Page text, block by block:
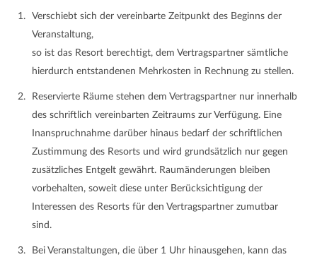
Verschiebt sich der vereinbarte Zeitpunkt des Beginns der
Veranstaltung,
so ist das Resort berechtigt, dem Vertragspartner sämtliche
hierdurch entstandenen Mehrkosten in Rechnung zu stellen.
Reservierte Räume stehen dem Vertragspartner nur innerhalb
des schriftlich vereinbarten Zeitraums zur Verfügung. Eine
Inanspruchnahme darüber hinaus bedarf der schriftlichen
Zustimmung des Resorts und wird grundsätzlich nur gegen
zusätzliches Entgelt gewährt. Raumänderungen bleiben
vorbehalten, soweit diese unter Berücksichtigung der
Interessen des Resorts für den Vertragspartner zumutbar
sind.
Bei Veranstaltungen, die über 1 Uhr hinausgehen, kann das